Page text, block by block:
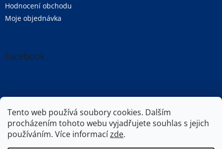
Tento web používá soubory cookies. Dalším
procházením tohoto webu vyjadřujete souhlas s jejich
používáním. Více informacízde.
Hodnocení obchodu
Moje objednávka
Facebook